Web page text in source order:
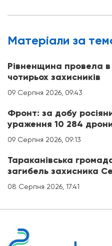
Матерiали за
Рівненщина провела
чотирьох захисників
09 Серпня 2026, 09:43
Фронт: за добу
ураження 10 284
09 Серпня 2026, 09:13
Тараканівська
загибель захисника
08 Серпня 2026, 17:41